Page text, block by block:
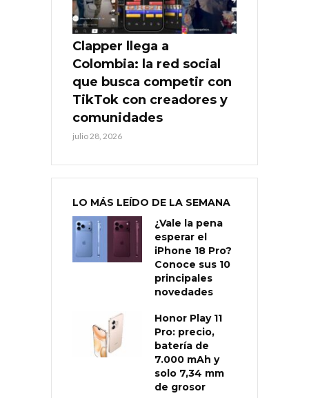
Clapper llega a
Colombia: la red social
que busca competir con
TikTok con creadores y
comunidades
julio 28, 2026
LO MÁS LEÍDO DE LA SEMANA
¿Vale la pena
esperar el
iPhone 18 Pro?
Conoce sus 10
principales
novedades
Honor Play 11
Pro: precio,
batería de
7.000 mAh y
solo 7,34 mm
de grosor